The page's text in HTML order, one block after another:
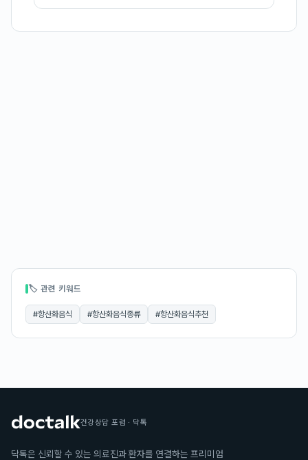
🏷 관련 키워드
#항산화음식 #항산화음식종류 #항산화음식추천
건강상담 포럼 · 닥톡
닥톡은 신뢰할 수 있는 의료진과 환자를 연결하는 프리미엄